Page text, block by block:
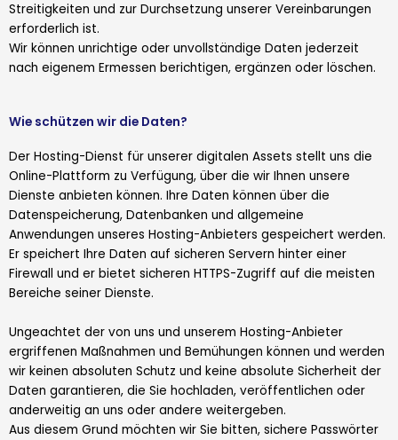
Streitigkeiten und zur Durchsetzung unserer Vereinbarungen
erforderlich ist.
Wir können unrichtige oder unvollständige Daten jederzeit
nach eigenem Ermessen berichtigen, ergänzen oder löschen.
Wie schützen wir die Daten?
Der Hosting-Dienst für unserer digitalen Assets stellt uns die
Online-Plattform zu Verfügung, über die wir Ihnen unsere
Dienste anbieten können. Ihre Daten können über die
Datenspeicherung, Datenbanken und allgemeine
Anwendungen unseres Hosting-Anbieters gespeichert werden.
Er speichert Ihre Daten auf sicheren Servern hinter einer
Firewall und er bietet sicheren HTTPS-Zugriff auf die meisten
Bereiche seiner Dienste.
Ungeachtet der von uns und unserem Hosting-Anbieter
ergriffenen Maßnahmen und Bemühungen können und werden
wir keinen absoluten Schutz und keine absolute Sicherheit der
Daten garantieren, die Sie hochladen, veröffentlichen oder
anderweitig an uns oder andere weitergeben.
Aus diesem Grund möchten wir Sie bitten, sichere Passwörter